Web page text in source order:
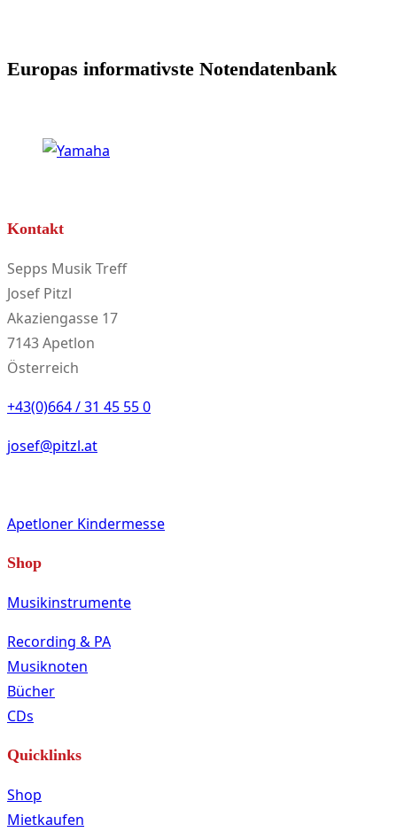
Produktseite
Europas informativste Notendatenbank
Kontakt
Sepps Musik Treff
Josef Pitzl
Akaziengasse 17
7143 Apetlon
Österreich
+43(0)664 / 31 45 55 0
josef@pitzl.at
Apetloner Kindermesse
Shop
Musikinstrumente
Recording & PA
Musiknoten
Bücher
CDs
Quicklinks
Shop
Mietkaufen